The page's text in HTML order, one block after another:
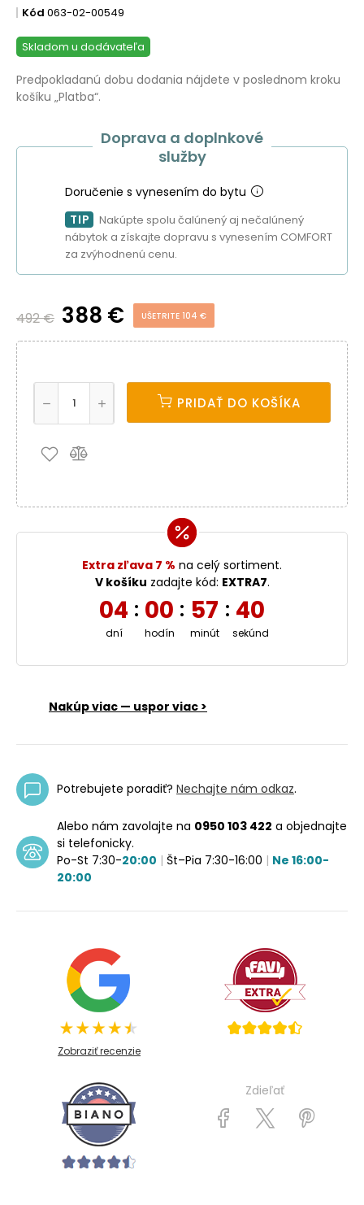
Kód 063-02-00549
Skladom u dodávateľa
Predpokladanú dobu dodania nájdete v poslednom kroku
košíku „Platba“.
Doprava a doplnkové
služby
Doručenie s vynesením do bytu
TIP
Nakúpte spolu čalúnený aj nečalúnený
nábytok a získajte dopravu s vynesením COMFORT
za zvýhodnenú cenu.
492 € 388 € UŠETRITE 104 €
PRIDAŤ DO KOŠÍKA
Extra zľava 7 % na celý sortiment.
V košíku zadajte kód: EXTRA7.
04
dní
: 00
hodín
: 57
minút
: 39
sekúnd
Nakúp viac — uspor viac >
Potrebujete poradiť? Nechajte nám odkaz.
Alebo nám zavolajte na 0950 103 422 a objednajte
si telefonicky.
Po-St 7:30-20:00 | Št–Pia 7:30-16:00 | Ne 16:00-
20:00
Zobraziť recenzie
Zdieľať